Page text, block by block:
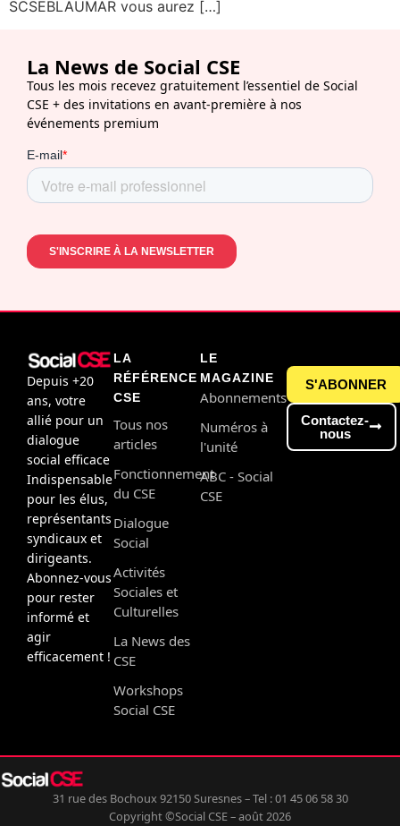
SCSEBLAUMAR vous aurez […]
La News de Social CSE
Tous les mois recevez gratuitement l’essentiel de Social
CSE + des invitations en avant-première à nos
événements premium
Depuis +20
ans, votre
allié pour un
dialogue
social efficace
Indispensable
pour les élus,
représentants
syndicaux et
dirigeants.
Abonnez-vous
pour rester
informé et
agir
efficacement !
LA
RÉFÉRENCE
CSE
Tous nos
articles
Fonctionnement
du CSE
Dialogue
Social
Activités
Sociales et
Culturelles
La News des
CSE
Workshops
Social CSE
LE
MAGAZINE
Abonnements
Numéros à
l'unité
ABC - Social
CSE
S'ABONNER
Contactez-
nous
31 rue des Bochoux 92150 Suresnes – Tel : 01 45 06 58 30
Copyright ©Social CSE – août 2026